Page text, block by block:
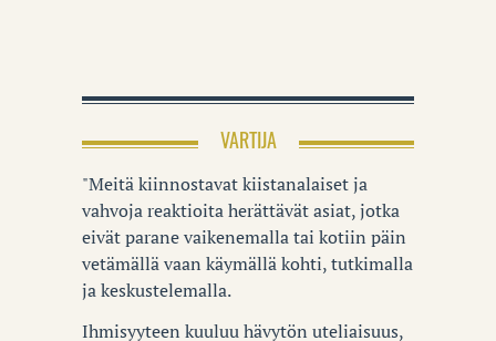
VARTIJA
"Meitä kiinnostavat kiistanalaiset ja
vahvoja reaktioita herättävät asiat, jotka
eivät parane vaikenemalla tai kotiin päin
vetämällä vaan käymällä kohti, tutkimalla
ja keskustelemalla.
Ihmisyyteen kuuluu hävytön uteliaisuus,